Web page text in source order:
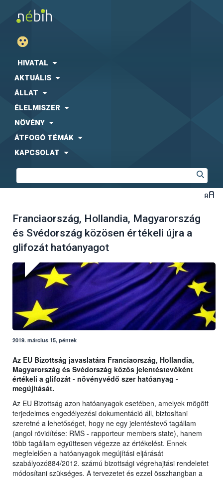
HIVATAL
AKTUÁLIS
ÁLLAT
ÉLELMISZER
NÖVÉNY
ÁTFOGÓ TÉMÁK
KAPCSOLAT
Franciaország, Hollandia, Magyarország
és Svédország közösen értékeli újra a
glifozát hatóanyagot
2019. március 15, péntek
Az EU Bizottság javaslatára Franciaország, Hollandia,
Magyarország és Svédország közös jelentéstevőként
értékeli a glifozát - növényvédő szer hatóanyag -
megújítását.
Az EU Bizottság azon hatóanyagok esetében, amelyek mögött
terjedelmes engedélyezési dokumentáció áll, biztosítani
szeretné a lehetőséget, hogy ne egy jelentéstevő tagállam
(angol rövidítése: RMS - rapporteur members state), hanem
több tagállam együttesen végezze az értékelést. Ennek
megfelelően a hatóanyagok megújítási eljárását
szabályozó884/2012. számú bizottsági végrehajtási rendeletet
módosítani szükséges. A tervezetet és ezzel összhangban a